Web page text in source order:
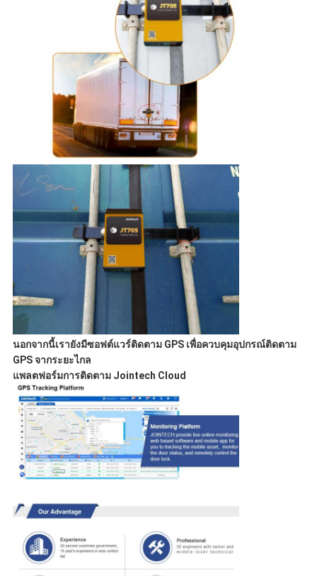
นอกจากนี้เรายังมีซอฟต์แวร์ติดตาม GPS เพื่อควบคุมอุปกรณ์ติดตาม
GPS จากระยะไกล
แพลตฟอร์มการติดตาม Jointech Cloud